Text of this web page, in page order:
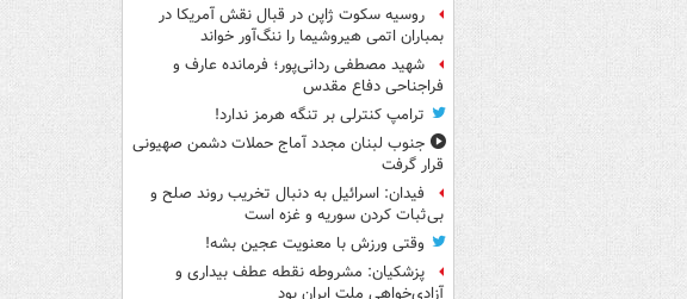
روسیه سکوت ژاپن در قبال نقش آمریکا در
بمباران اتمی هیروشیما را ننگ‌آور خواند
شهید مصطفی ردانی‌پور؛ فرمانده عارف و
فراجناحی دفاع مقدس
ترامپ کنترلی بر تنگه هرمز ندارد!
جنوب لبنان مجدد آماج حملات دشمن صهیونی
قرار گرفت
فیدان: اسرائیل به دنبال تخریب روند صلح و
بی‌ثبات کردن سوریه و غزه است
وقتی ورزش با معنویت عجین بشه!
پزشکیان: مشروطه نقطه عطف بیداری و
آزادی‌خواهی ملت ایران بود